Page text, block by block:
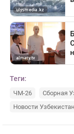
Теги:
ЧМ-26
Сборная
Новости